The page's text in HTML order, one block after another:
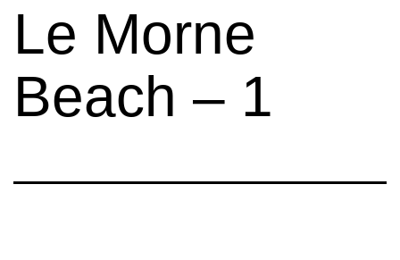
Le Morne
Beach – 1